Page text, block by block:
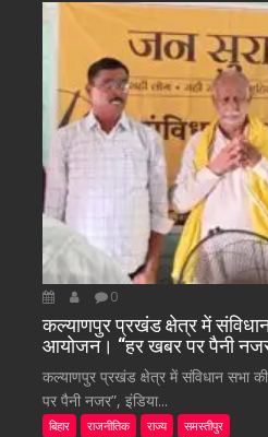
0
कल्याणपुर प्रखंड क्षेत्र में
आयोजन। “हर खबर पर पैनी
कल्याणपुर प्रखंड क्षेत्र में संविधान सभा
पर पैनी नजर”, इंडिया...
बिहार राजनीतिक राज्य समस्तीपुर